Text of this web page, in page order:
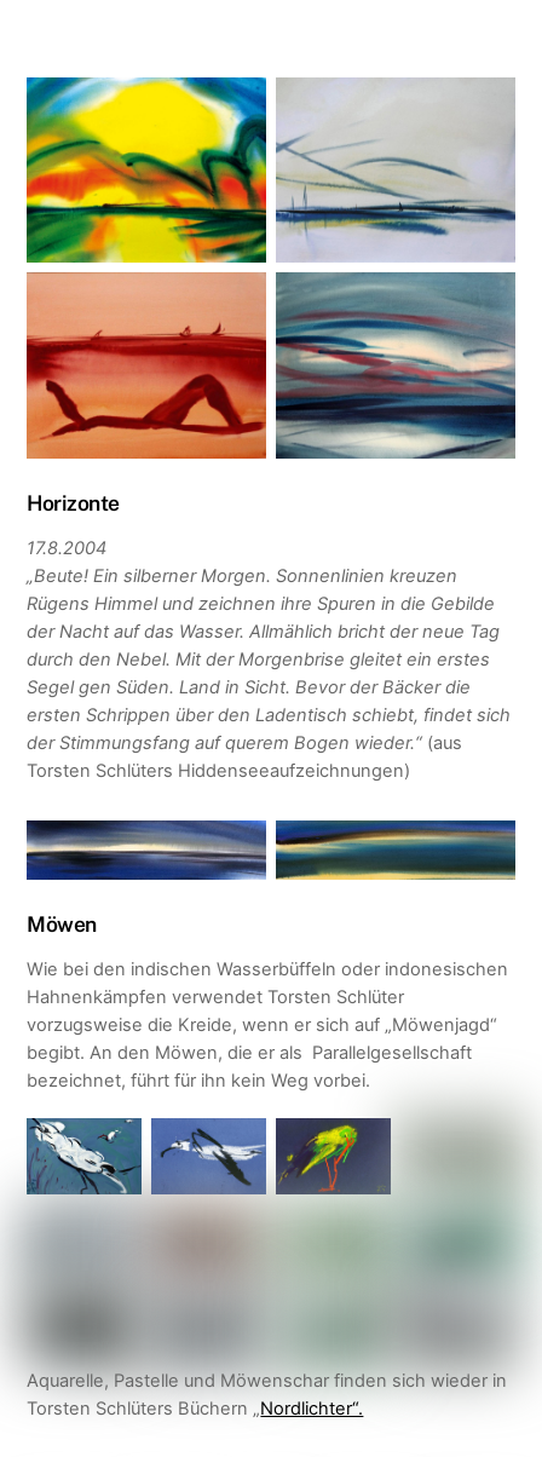
Horizonte
17.8.2004
„Beute! Ein silberner Morgen. Sonnenlinien kreuzen
Rügens Himmel und zeichnen ihre Spuren in die Gebilde
der Nacht auf das Wasser. Allmählich bricht der neue Tag
durch den Nebel. Mit der Morgenbrise gleitet ein erstes
Segel gen Süden. Land in Sicht. Bevor der Bäcker die
ersten Schrippen über den Ladentisch schiebt, findet sich
der Stimmungsfang auf querem Bogen wieder.“ (aus
Torsten Schlüters Hiddenseeaufzeichnungen)
Möwen
Wie bei den indischen Wasserbüffeln oder indonesischen
Hahnenkämpfen verwendet Torsten Schlüter
vorzugsweise die Kreide, wenn er sich auf „Möwenjagd“
begibt. An den Möwen, die er als Parallelgesellschaft
bezeichnet, führt für ihn kein Weg vorbei.
Aquarelle, Pastelle und Möwenschar finden sich wieder in
Torsten Schlüters Büchern „Nordlichter“.